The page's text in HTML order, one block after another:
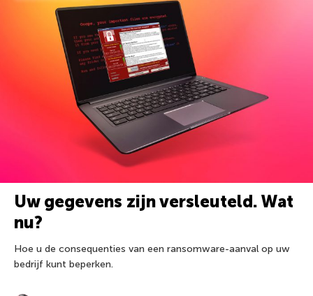
Uw gegevens zijn versleuteld. Wat
nu?
Hoe u de consequenties van een ransomware-aanval op uw
bedrijf kunt beperken.